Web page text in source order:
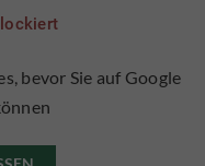
bevor Sie auf Google